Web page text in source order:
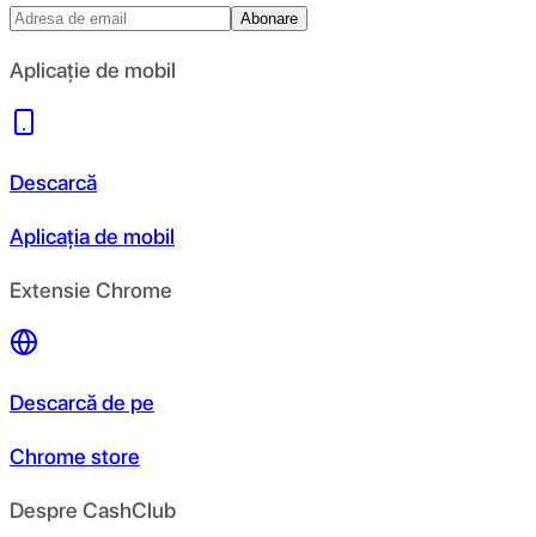
Abonare
Aplicație de mobil
Descarcă
Aplicația de mobil
Extensie Chrome
Descarcă de pe
Chrome store
Despre CashClub